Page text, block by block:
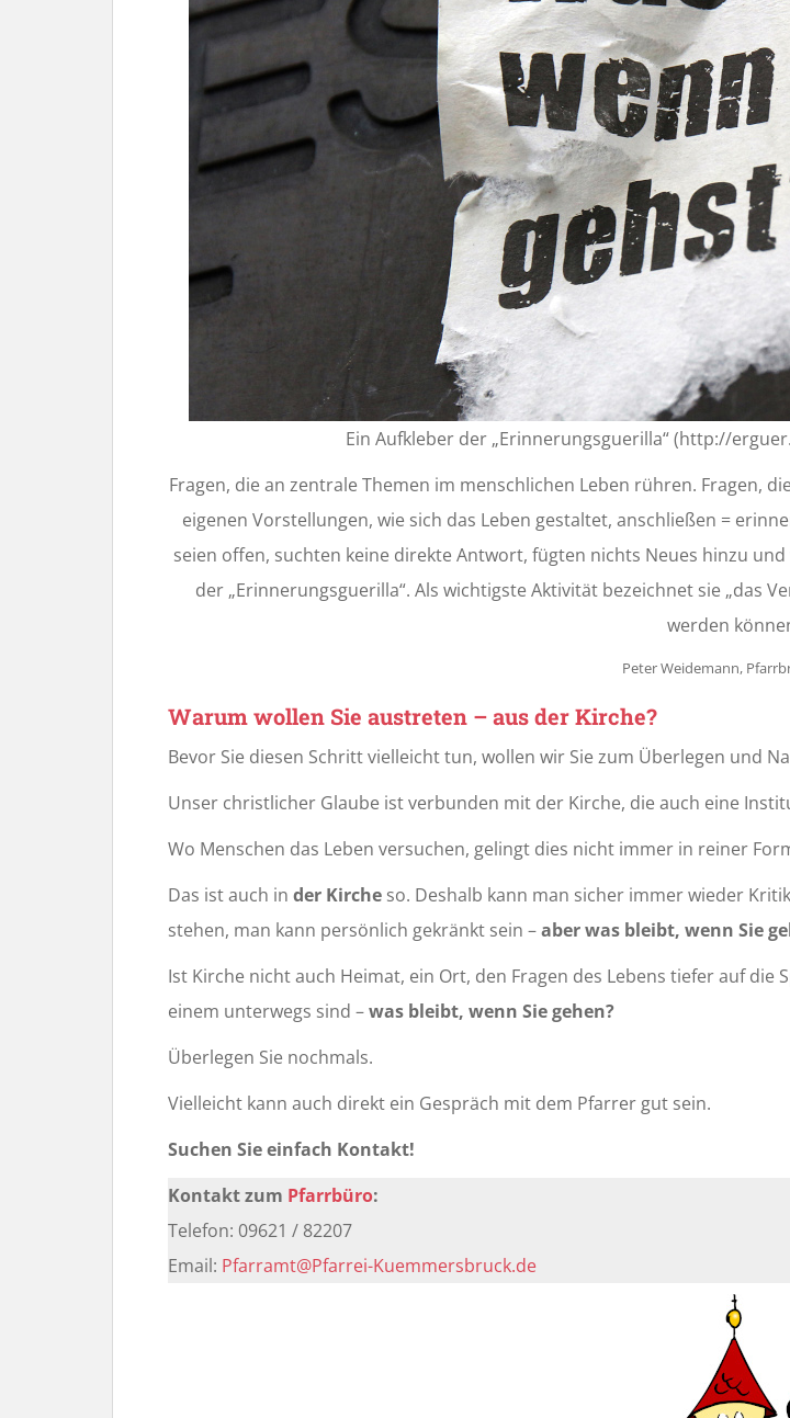
Ein Aufkleber der „Erinnerungsguerilla“ (http://
Fragen, die an zentrale Themen im menschlichen Leben rühren. Fragen,
eigenen Vorstellungen, wie sich das Leben gestaltet, anschließen =
seien offen, suchten keine direkte Antwort, fügten nichts Neues hinzu
der „Erinnerungsguerilla“. Als wichtigste Aktivität bezeichnet sie „das
werden
Peter Weidemann,
Warum wollen Sie austreten – aus der Kirche?
Bevor Sie diesen Schritt vielleicht tun, wollen wir Sie zum Überlegen und
Unser christlicher Glaube ist verbunden mit der Kirche, die auch eine
Wo Menschen das Leben versuchen, gelingt dies nicht immer in reiner
Das ist auch in der Kirche so. Deshalb kann man sicher immer wieder
stehen, man kann persönlich gekränkt sein –aber was bleibt, wenn Sie
Ist Kirche nicht auch Heimat, ein Ort, den Fragen des Lebens tiefer auf
einem unterwegs sind –was bleibt, wenn Sie gehen?
Überlegen Sie nochmals.
Vielleicht kann auch direkt ein Gespräch mit dem Pfarrer gut sein.
Suchen Sie einfach Kontakt!
Kontakt zum Pfarrbüro:
Telefon: 09621 / 82207
Email: Pfarramt@Pfarrei-Kuemmersbruck.de